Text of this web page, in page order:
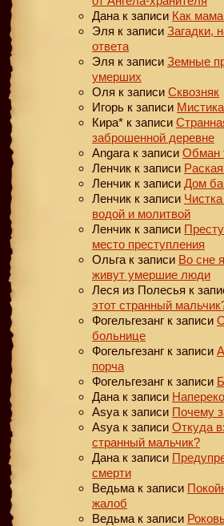
Дана к записи Как
Эля к записи Загадки,
ответа
Эля к записи Земные
умерших
Оля к записи Сквозняк
Игорь к записи
Кира* к записи
заброшенной деревне
Angara к записи Обман
Ленчик к записи
Ленчик к записи Дом
Ленчик к записи
водой и молитвой
Ленчик к записи
место преступления
Ольга к записи Во сне
живут умершие люди
Леся из Полесья к
этот странный
Фогельгезанг к записи
больнице
Фогельгезанг к записи
порча
Фогельгезанг к записи
Дана к записи
Asya к записи Почему
Asya к записи Откуда
странный мальчик?
Дана к записи
смерти
Ведьма к записи
жалоб
Ведьма к записи